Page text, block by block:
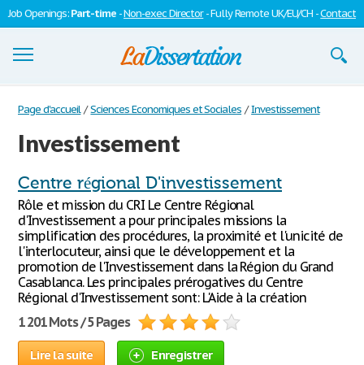
Job Openings:Part-time -Non-exec Director- Fully Remote UK/EU/CH -Contact
Dissertations
S'inscrire
Se connecter
Contactez-nous
Page d'accueil / Sciences Economiques et Sociales / Investissement
Investissement
Centre régional D'investissement
Rôle et mission du CRI Le Centre Régional
d'Investissement a pour principales missions la
simplification des procédures, la proximité et l'unicité de
l'interlocuteur, ainsi que le développement et la
promotion de l'Investissement dans la Région du Grand
Casablanca. Les principales prérogatives du Centre
Régional d'Investissement sont: L'Aide à la création
1 201 Mots / 5 Pages
Lire la suite Enregistrer